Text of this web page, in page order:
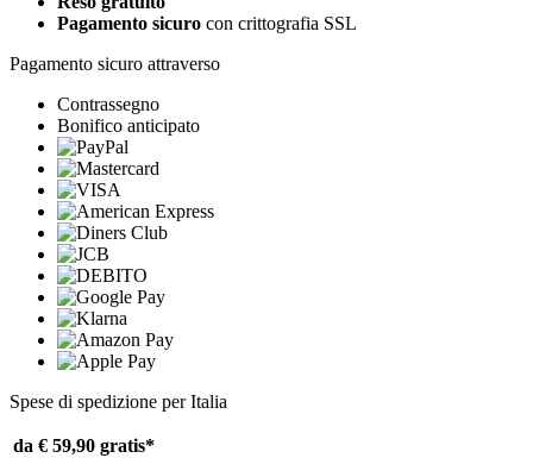
Pagamento sicuro con crittografia SSL
Pagamento sicuro attraverso
Contrassegno
Bonifico anticipato
Spese di spedizione per Italia
da € 59,90 gratis*